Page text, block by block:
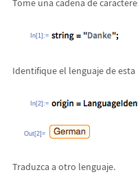
Tome una cadena de
In[1]:=
Identifique el lenguaje de esta
In[2]:=
Out[2]=
Traduzca a otro lenguaje.